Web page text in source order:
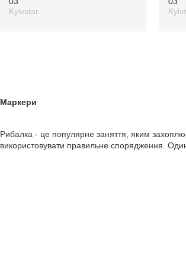
Kyivstar
Маркери
Рибалка - це популярне заняття, яким
використовувати правильне спорядження.